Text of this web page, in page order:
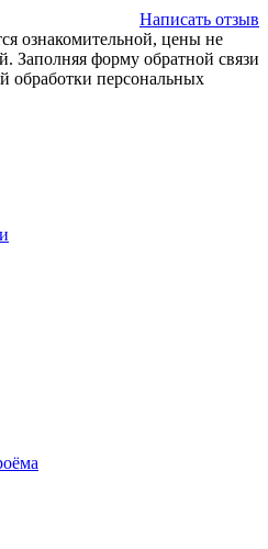
Написать отзыв
ознакомительной, цены не
Заполняя форму обратной связи
обработки персональных